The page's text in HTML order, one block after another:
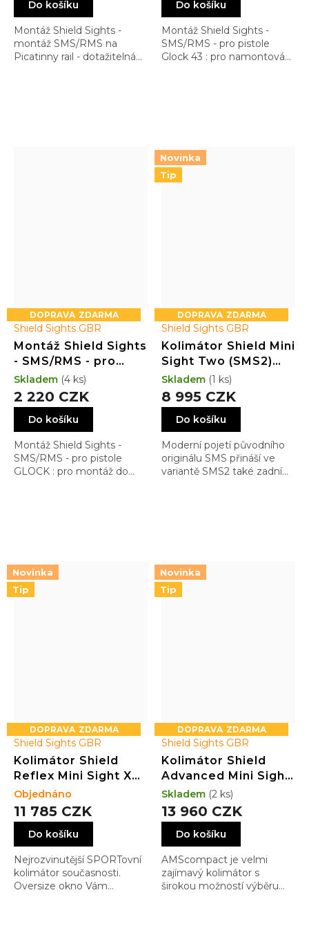
Do košíku
Montáž Shield Sights -
montáž SMS/RMS na
Picatinny rail - dotažitelná
Do košíku
Montáž Shield Sights -
SMS/RMS - pro pistole
Glock 43 : pro namontování
ZDARMA
Shield Sights GBR
Montáž Shield Sights
- SMS/RMS - pro
pistole GLOCK - MOS
2 220 CZK
Do košíku
Montáž Shield Sights -
SMS/RMS - pro pistole
GLOCK : pro montáž do
Skladem (4 ks)
Novinka
Tip
ZDARMA
Shield Sights GBR
Kolimátor Shield Mini
Sight Two (SMS2)
GLASS edition 4MOA
Dot (3.25MOA)
8 995 CZK
Do košíku
Moderní pojetí původního
originálu SMS přináší ve
variantě SMS2 také zadní
Skladem (1 ks)
Novinka
Tip
ZDARMA
Shield Sights GBR
Kolimátor Shield
Reflex Mini Sight XL
(RMSX) GLASS
edition 4MOA Dot
(3.25MOA) ELECTRIC
BLUE
11 785 CZK
Do košíku
Nejrozvinutější SPORTovní
kolimátor současnosti.
Oversize okno Vám
Objednáno
Novinka
Tip
ZDARMA
Shield Sights GBR
Kolimátor Shield
Advanced Mini Sight
Compact (AMSc)
4MOA (3.25 MOA)
13 960 CZK
Do košíku
AMScompact je velmi
zajímavý kolimátor s
širokou možností výběru
Skladem (2 ks)